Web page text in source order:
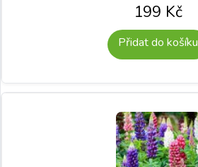
199 Kč
Přidat do košíku